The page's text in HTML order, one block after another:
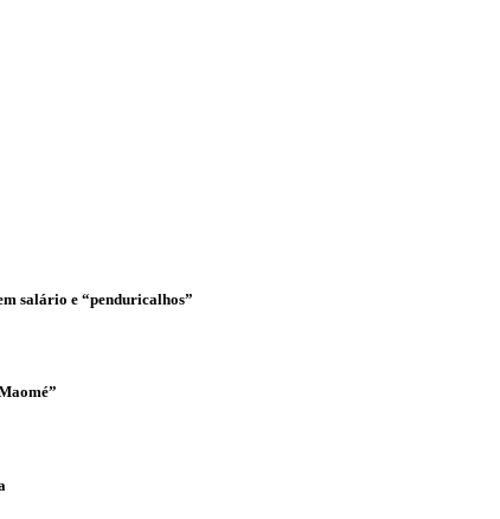
salário e “penduricalhos”